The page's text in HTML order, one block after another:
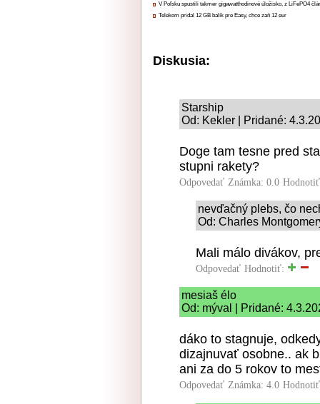
V Poľsku spustili takmer gigawatthodinové úložisko, z LiFePO4
Telekom pridal 12 GB balík pre Easy, chce zaň 12 eur
Diskusia:
Starship
Od: Kekler | Pridané:
Doge tam tesne pred
stupni rakety?
Odpovedať Známka: 0.0
nevďačný plebs, čo
Od: Charles
Mali málo divákov,
Odpovedať Hodnotiť:
mesiaš élo
Od: mýval | Pridané:
dáko to stagnuje,
dizajnuvať osobne.. ak
ani za do 5 rokov to
Odpovedať Známka: 4.0